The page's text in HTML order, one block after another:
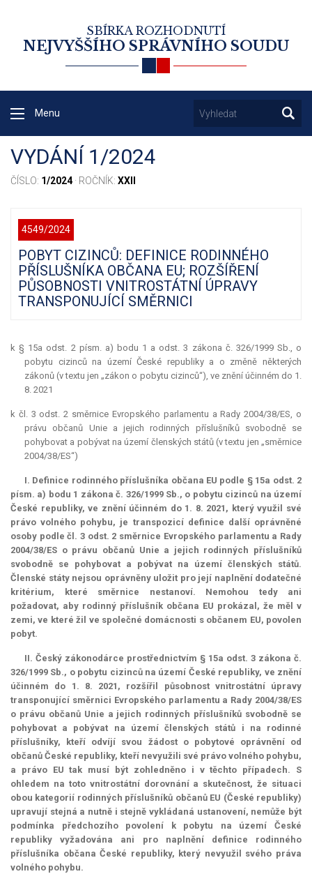
SBÍRKA ROZHODNUTÍ
NEJVYŠŠÍHO SPRÁVNÍHO SOUDU
Menu
VYDÁNÍ 1/2024
ČÍSLO: 1/2024· ROČNÍK: XXII
4549/2024
POBYT CIZINCŮ: DEFINICE RODINNÉHO
PŘÍSLUŠNÍKA OBČANA EU; ROZŠÍŘENÍ
PŮSOBNOSTI VNITROSTÁTNÍ ÚPRAVY
TRANSPONUJÍCÍ SMĚRNICI
k § 15a odst. 2 písm. a) bodu 1 a odst. 3 zákona č. 326/1999 Sb., o
pobytu cizinců na území České republiky a o změně některých
zákonů (v textu jen „zákon o pobytu cizinců“), ve znění účinném do 1.
8. 2021
k čl. 3 odst. 2 směrnice Evropského parlamentu a Rady 2004/38/ES, o
právu občanů Unie a jejich rodinných příslušníků svobodně se
pohybovat a pobývat na území členských států (v textu jen „směrnice
2004/38/ES“)
I. Definice rodinného příslušníka občana EU podle § 15a odst. 2
písm. a) bodu 1 zákona č. 326/1999 Sb., o pobytu cizinců na území
České republiky, ve znění účinném do 1. 8. 2021, který využil své
právo volného pohybu, je transpozicí definice další oprávněné
osoby podle čl. 3 odst. 2 směrnice Evropského parlamentu a Rady
2004/38/ES o právu občanů Unie a jejich rodinných příslušníků
svobodně se pohybovat a pobývat na území členských států.
Členské státy nejsou oprávněny uložit pro její naplnění dodatečné
kritérium, které směrnice nestanoví. Nemohou tedy ani
požadovat, aby rodinný příslušník občana EU prokázal, že měl v
zemi, ve které žil ve společné domácnosti s občanem EU, povolen
pobyt.
II. Český zákonodárce prostřednictvím § 15a odst. 3 zákona č.
326/1999 Sb., o pobytu cizinců na území České republiky, ve znění
účinném do 1. 8. 2021, rozšířil působnost vnitrostátní úpravy
transponující směrnici Evropského parlamentu a Rady 2004/38/ES
o právu občanů Unie a jejich rodinných příslušníků svobodně se
pohybovat a pobývat na území členských států i na rodinné
příslušníky, kteří odvíjí svou žádost o pobytové oprávnění od
občanů České republiky, kteří nevyužili své právo volného pohybu,
a právo EU tak musí být zohledněno i v těchto případech. S
ohledem na toto vnitrostátní dorovnání a skutečnost, že situaci
obou kategorií rodinných příslušníků občanů EU (České republiky)
upravují stejná a nutně i stejně vykládaná ustanovení, nemůže být
podmínka předchozího povolení k pobytu na území České
republiky vyžadována ani pro naplnění definice rodinného
příslušníka občana České republiky, který nevyužil svého práva
volného pohybu.